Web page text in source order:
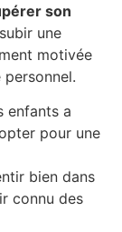
pérer son
une
motivée
enfants a
pour une
bien dans
connu des